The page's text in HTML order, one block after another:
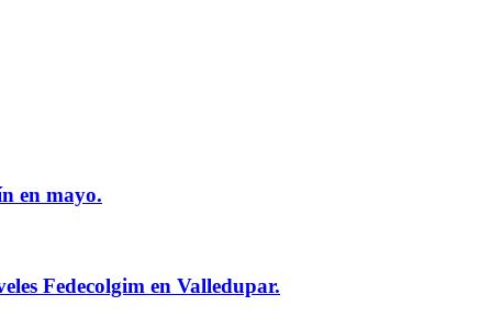
en mayo.
Fedecolgim en Valledupar.